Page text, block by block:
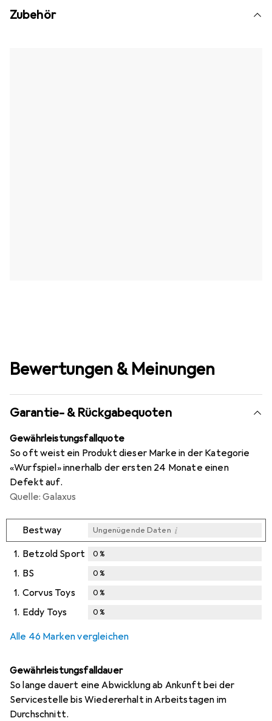
Zubehör
Bewertungen & Meinungen
Garantie- & Rückgabequoten
Gewährleistungsfallquote
So oft weist ein Produkt dieser Marke in der Kategorie
«Wurfspiel» innerhalb der ersten 24 Monate einen
Defekt auf.
Quelle: Galaxus
Bestway Ungenügende Daten i
1. Betzold Sport 0%
1. BS 0%
1. Corvus Toys 0%
1. Eddy Toys 0%
Alle 46 Marken vergleichen
Gewährleistungsfalldauer
So lange dauert eine Abwicklung ab Ankunft bei der
Servicestelle bis Wiedererhalt in Arbeitstagen im
Durchschnitt.